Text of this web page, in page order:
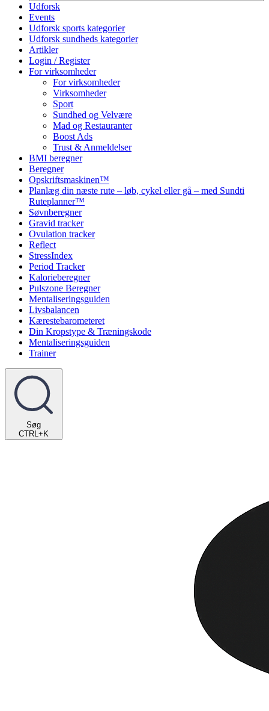
Udforsk
Events
Udforsk sports kategorier
Udforsk sundheds kategorier
Artikler
Login / Register
For virksomheder
For virksomheder
Virksomheder
Sport
Sundhed og Velvære
Mad og Restauranter
Boost Ads
Trust & Anmeldelser
BMI beregner
Beregner
Opskriftsmaskinen™
Planlæg din næste rute – løb, cykel eller gå – med Sundti
Ruteplanner™
Søvnberegner
Gravid tracker
Ovulation tracker
Reflect
StressIndex
Period Tracker
Kalorieberegner
Pulszone Beregner
Mentaliseringsguiden
Livsbalancen
Kærestebarometeret
Din Kropstype & Træningskode
Mentaliseringsguiden
Trainer
Søg
CTRL+K